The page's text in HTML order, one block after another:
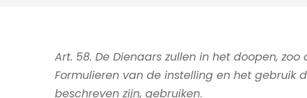
Art. 58. De Dienaars zullen in het doopen,
Formulieren van de instelling en het gebruik
beschreven zijn, gebruiken.